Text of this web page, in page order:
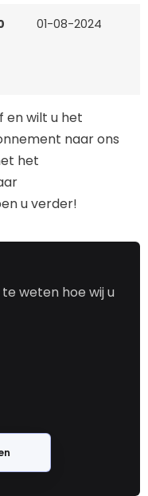
01-08-2024
en wilt u het
naar ons
het
u verder!
weten hoe wij u